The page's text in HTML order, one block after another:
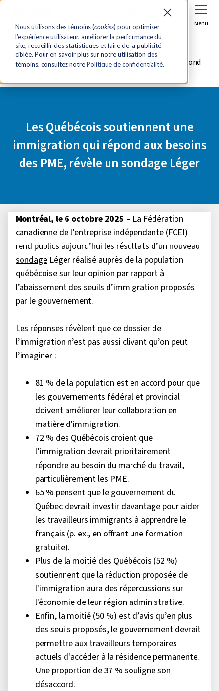
Nous utilisons des témoins (cookies) pour optimiser
l’expérience utilisateur, améliorer la performance du
site, recueillir des statistiques et faire de la publicité
ciblée. Pour en savoir plus sur notre utilisation des
témoins, consultez notrePolitique de confidentialité.
Se connecter Menu
Accueil
Salle de presse
Les Québécois soutiennent une immigration qui répond
Les Québécois soutiennent une
immigration qui répond aux besoins
des PME, révèle un sondage Léger
Montréal, le 6 octobre 2025 – La Fédération
canadienne de l’entreprise indépendante (FCEI)
rend publics aujourd’hui les résultats d’un nouveau
sondage Léger réalisé auprès de la population
québécoise sur leur opinion par rapport à
l’abaissement des seuils d’immigration proposés
par le gouvernement.
Les réponses révèlent que ce dossier de
l’immigration n’est pas aussi clivant qu’on peut
l’imaginer :
81 % de la population est en accord pour que
les gouvernements fédéral et provincial
doivent améliorer leur collaboration en
matière d'immigration.
72 % des Québécois croient que
l’immigration devrait prioritairement
répondre au besoin du marché du travail,
particulièrement les PME.
65 % pensent que le gouvernement du
Québec devrait investir davantage pour aider
les travailleurs immigrants à apprendre le
français (p. ex., en offrant une formation
gratuite).
Plus de la moitié des Québécois (52 %)
soutiennent que la réduction proposée de
l'immigration aura des répercussions sur
l'économie de leur région administrative.
Enfin, la moitié (50 %) est d’avis qu’en plus
des seuils proposés, le gouvernement devrait
permettre aux travailleurs temporaires
actuels d'accéder à la résidence permanente.
Une proportion de 37 % souligne son
désaccord.